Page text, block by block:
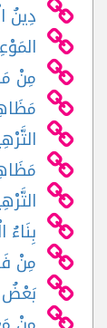
دِينُ
مِنْ
مِنْ
بَعْضُ